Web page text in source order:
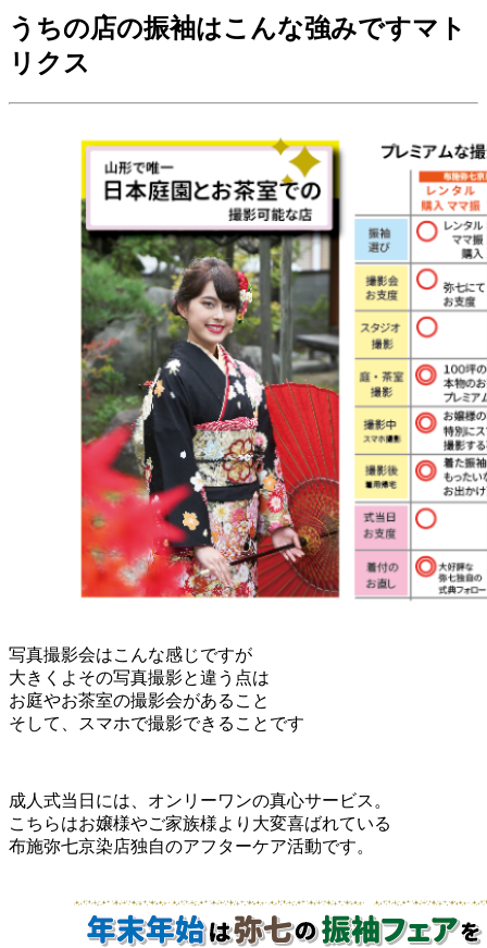
うちの店の振袖はこんな強みですマト
リクス
写真撮影会はこんな感じですが
大きくよその写真撮影と違う点は
お庭やお茶室の撮影会があること
そして、スマホで撮影できることです
成人式当日には、オンリーワンの真心サービス。
こちらはお嬢様やご家族様より大変喜ばれている
布施弥七京染店独自のアフターケア活動です。